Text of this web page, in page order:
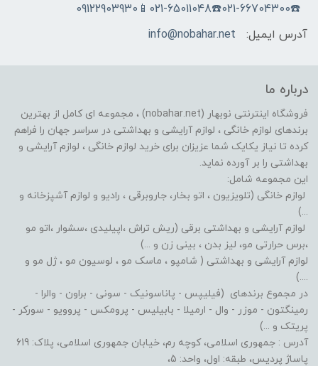
☎️021-66704300☎️021-65011048📱09122903930
آدرس ایمیل:
info@nobahar.net
درباره ما
فروشگاه اینترنتی نوبهار (nobahar.net) ، مجموعه ای کامل از بهترین
برندهای لوازم خانگی ، لوازم آرایشی و بهداشتی در سراسر جهان را فراهم
کرده تا نیاز یکایک شما عزیزان برای خرید لوازم خانگی ، لوازم آرایشی و
بهداشتی را بر آورده نماید.
این مجموعه شامل:
لوازم خانگی (تلویزیون ، اتو بخار، جاروبرقی ، رادیو و لوازم آشپزخانه و
...)
لوازم آرایشی و بهداشتی برقی (ریش تراش ،اپیلیدی ،سشوار ،اتو مو
،برس حرارتی مو، لیز بدن ، بینی زن و ...)
لوازم آرایشی و بهداشتی ( شامپو ، ماسک مو ، لوسیون مو ، ژل مو و
....)
در مجموع برندهای (فیلیپس - پاناسونیک - سونی - براون - والرا -
رمینگتون - موزر - وال - ارمیلا - بابیلیس - پرومکس - پروویو - سورکر -
پریتک و ...)
آدرس : جمهوری اسلامی، کوچه رم، خیابان جمهوری اسلامی، پلاک: 619
پاساژ پردیس، طبقه: اول، واحد: 5،